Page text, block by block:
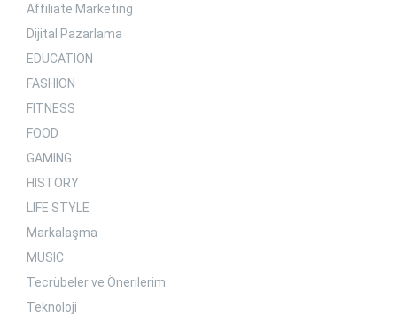
Affiliate Marketing
Dijital Pazarlama
EDUCATION
FASHION
FITNESS
FOOD
GAMING
HISTORY
LIFE STYLE
Markalaşma
MUSIC
Tecrübeler ve Önerilerim
Teknoloji